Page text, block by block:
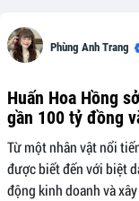
Phùng Anh Trang
Huấn Hoa Hồng
gần 100 tỷ đồng
Từ một nhân vật nổi
được biết đến với biệt
động kinh doanh và